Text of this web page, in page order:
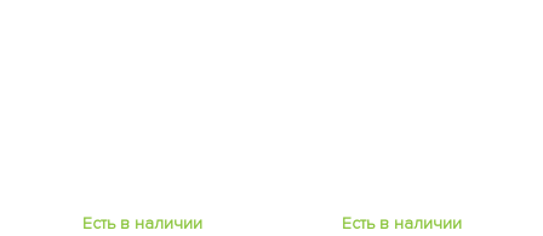
Есть в наличии Есть в наличии